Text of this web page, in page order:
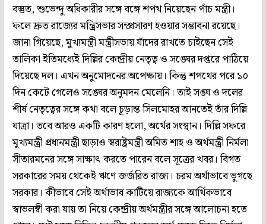
বস্তুত, শুভেন্দু অধিকারীর সঙ্গে বঙ্গে শপথ নিয়েছেন পাঁচ মন্ত্রী।
ফলে দ্রুত রাজ্যের মন্ত্রিসভার সম্প্রসারণ হওয়ার সম্ভাবনা রয়েছে।
জানা গিয়েছে, মুখ্যমন্ত্রী মন্ত্রীসভায় যাঁদের রাখতে চাইছেন সেই
তালিকা ইতিমধ্যেই দিল্লির কেন্দ্রীয় নেতৃত্ব ও সঙ্ঘের দপ্তরে পাঠিয়ে
দিয়েছে দল। এখন অনুমোদনের অপেক্ষায়। কিন্তু শপথের পরে ১০
দিন কেটে গেলেও সঙ্ঘের অনুমদন মেলেনি। তাই সঙ্ঘ ও দলের
শীর্ষ নেতৃত্বের সঙ্গে কথা বলে চূড়ান্ত সিলমোহর আনতেই তাঁর দিল্লি
যাত্রা। তবে আরও একটি কারণ হলো, অর্থের সংস্থান। দিল্লি সফরে
মুখ্যমন্ত্রী প্রধানমন্ত্রী ছাড়াও স্বরাষ্ট্রমন্ত্রী অমিত শাহ ও অর্থমন্ত্রী নির্মলা
সীতারমনের সঙ্গে সাক্ষাৎ করতে পারেন বলে সূত্রের খবর। বিগত
সরকারের সময় থেকেই ঋণে জর্জরিত রাজ্য। চরম অর্থাভাবে ভুগছে
সরকার। কীভাবে সেই অর্থাভাব কাটিয়ে রাজ্যকে আর্থিকভাবে
স্বাভলম্বী করা যায় তা নিয়ে কেন্দ্রীয় অর্থমন্ত্রীর সঙ্গে আলোচনা হতে